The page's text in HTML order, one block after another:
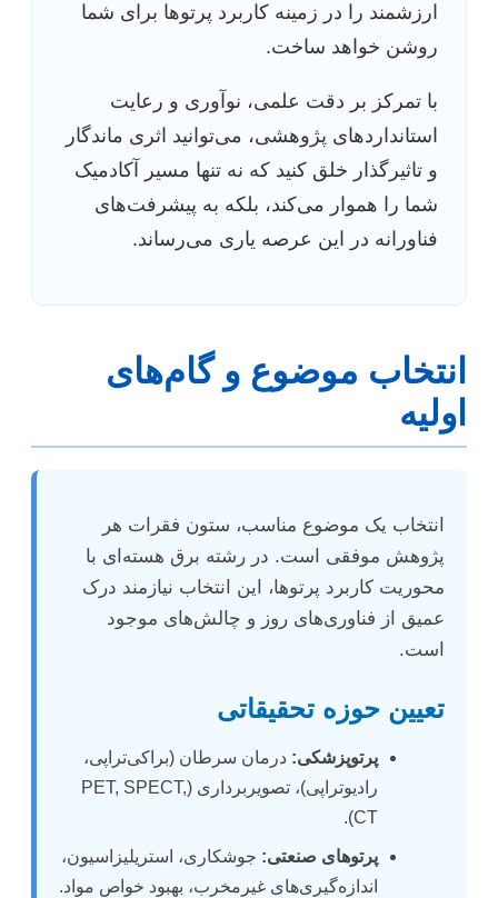
ارزشمند را در زمینه کاربرد پرتوها برای شما
روشن خواهد ساخت.
با تمرکز بر دقت علمی، نوآوری و رعایت
استانداردهای پژوهشی، می‌توانید اثری ماندگار
و تاثیرگذار خلق کنید که نه تنها مسیر آکادمیک
شما را هموار می‌کند، بلکه به پیشرفت‌های
فناورانه در این عرصه یاری می‌رساند.
انتخاب موضوع و گام‌های
اولیه
انتخاب یک موضوع مناسب، ستون فقرات هر
پژوهش موفقی است. در رشته برق هسته‌ای با
محوریت کاربرد پرتوها، این انتخاب نیازمند درک
عمیق از فناوری‌های روز و چالش‌های موجود
است.
تعیین حوزه تحقیقاتی
پرتوپزشکی: درمان سرطان (براکی‌تراپی،
رادیوتراپی)، تصویربرداری (PET, SPECT,
CT).
پرتوهای صنعتی: جوشکاری، استریلیزاسیون،
اندازه‌گیری‌های غیرمخرب، بهبود خواص مواد.